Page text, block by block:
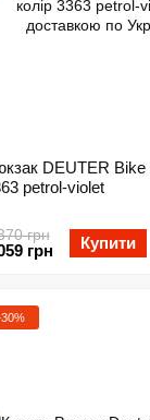
DEUTER Bike
petrol-violet
грн
грн Купити